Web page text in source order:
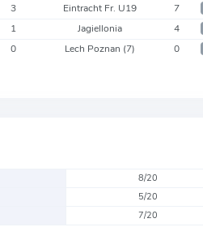
3 Eintracht Fr. U19 7
1 Jagiellonia 4
0 Lech Poznan (7) 0
8/20
5/20
7/20